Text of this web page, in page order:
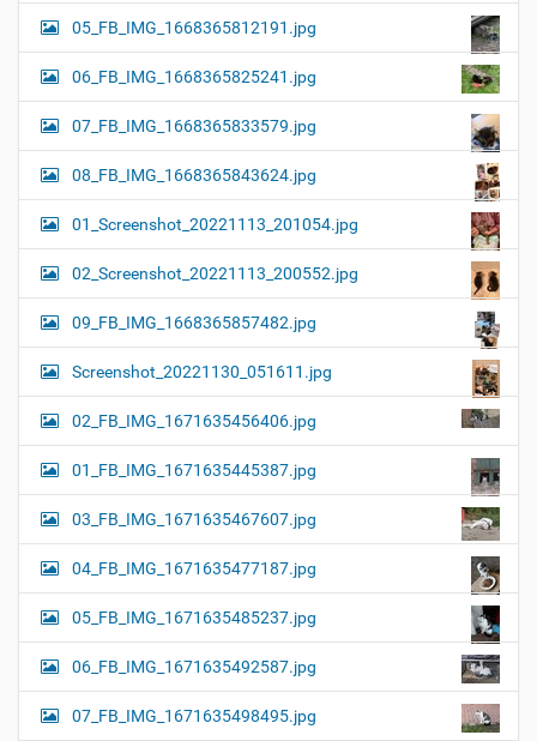
05_FB_IMG_1668365812191.jpg
06_FB_IMG_1668365825241.jpg
07_FB_IMG_1668365833579.jpg
08_FB_IMG_1668365843624.jpg
01_Screenshot_20221113_201054.jpg
02_Screenshot_20221113_200552.jpg
09_FB_IMG_1668365857482.jpg
Screenshot_20221130_051611.jpg
02_FB_IMG_1671635456406.jpg
01_FB_IMG_1671635445387.jpg
03_FB_IMG_1671635467607.jpg
04_FB_IMG_1671635477187.jpg
05_FB_IMG_1671635485237.jpg
06_FB_IMG_1671635492587.jpg
07_FB_IMG_1671635498495.jpg